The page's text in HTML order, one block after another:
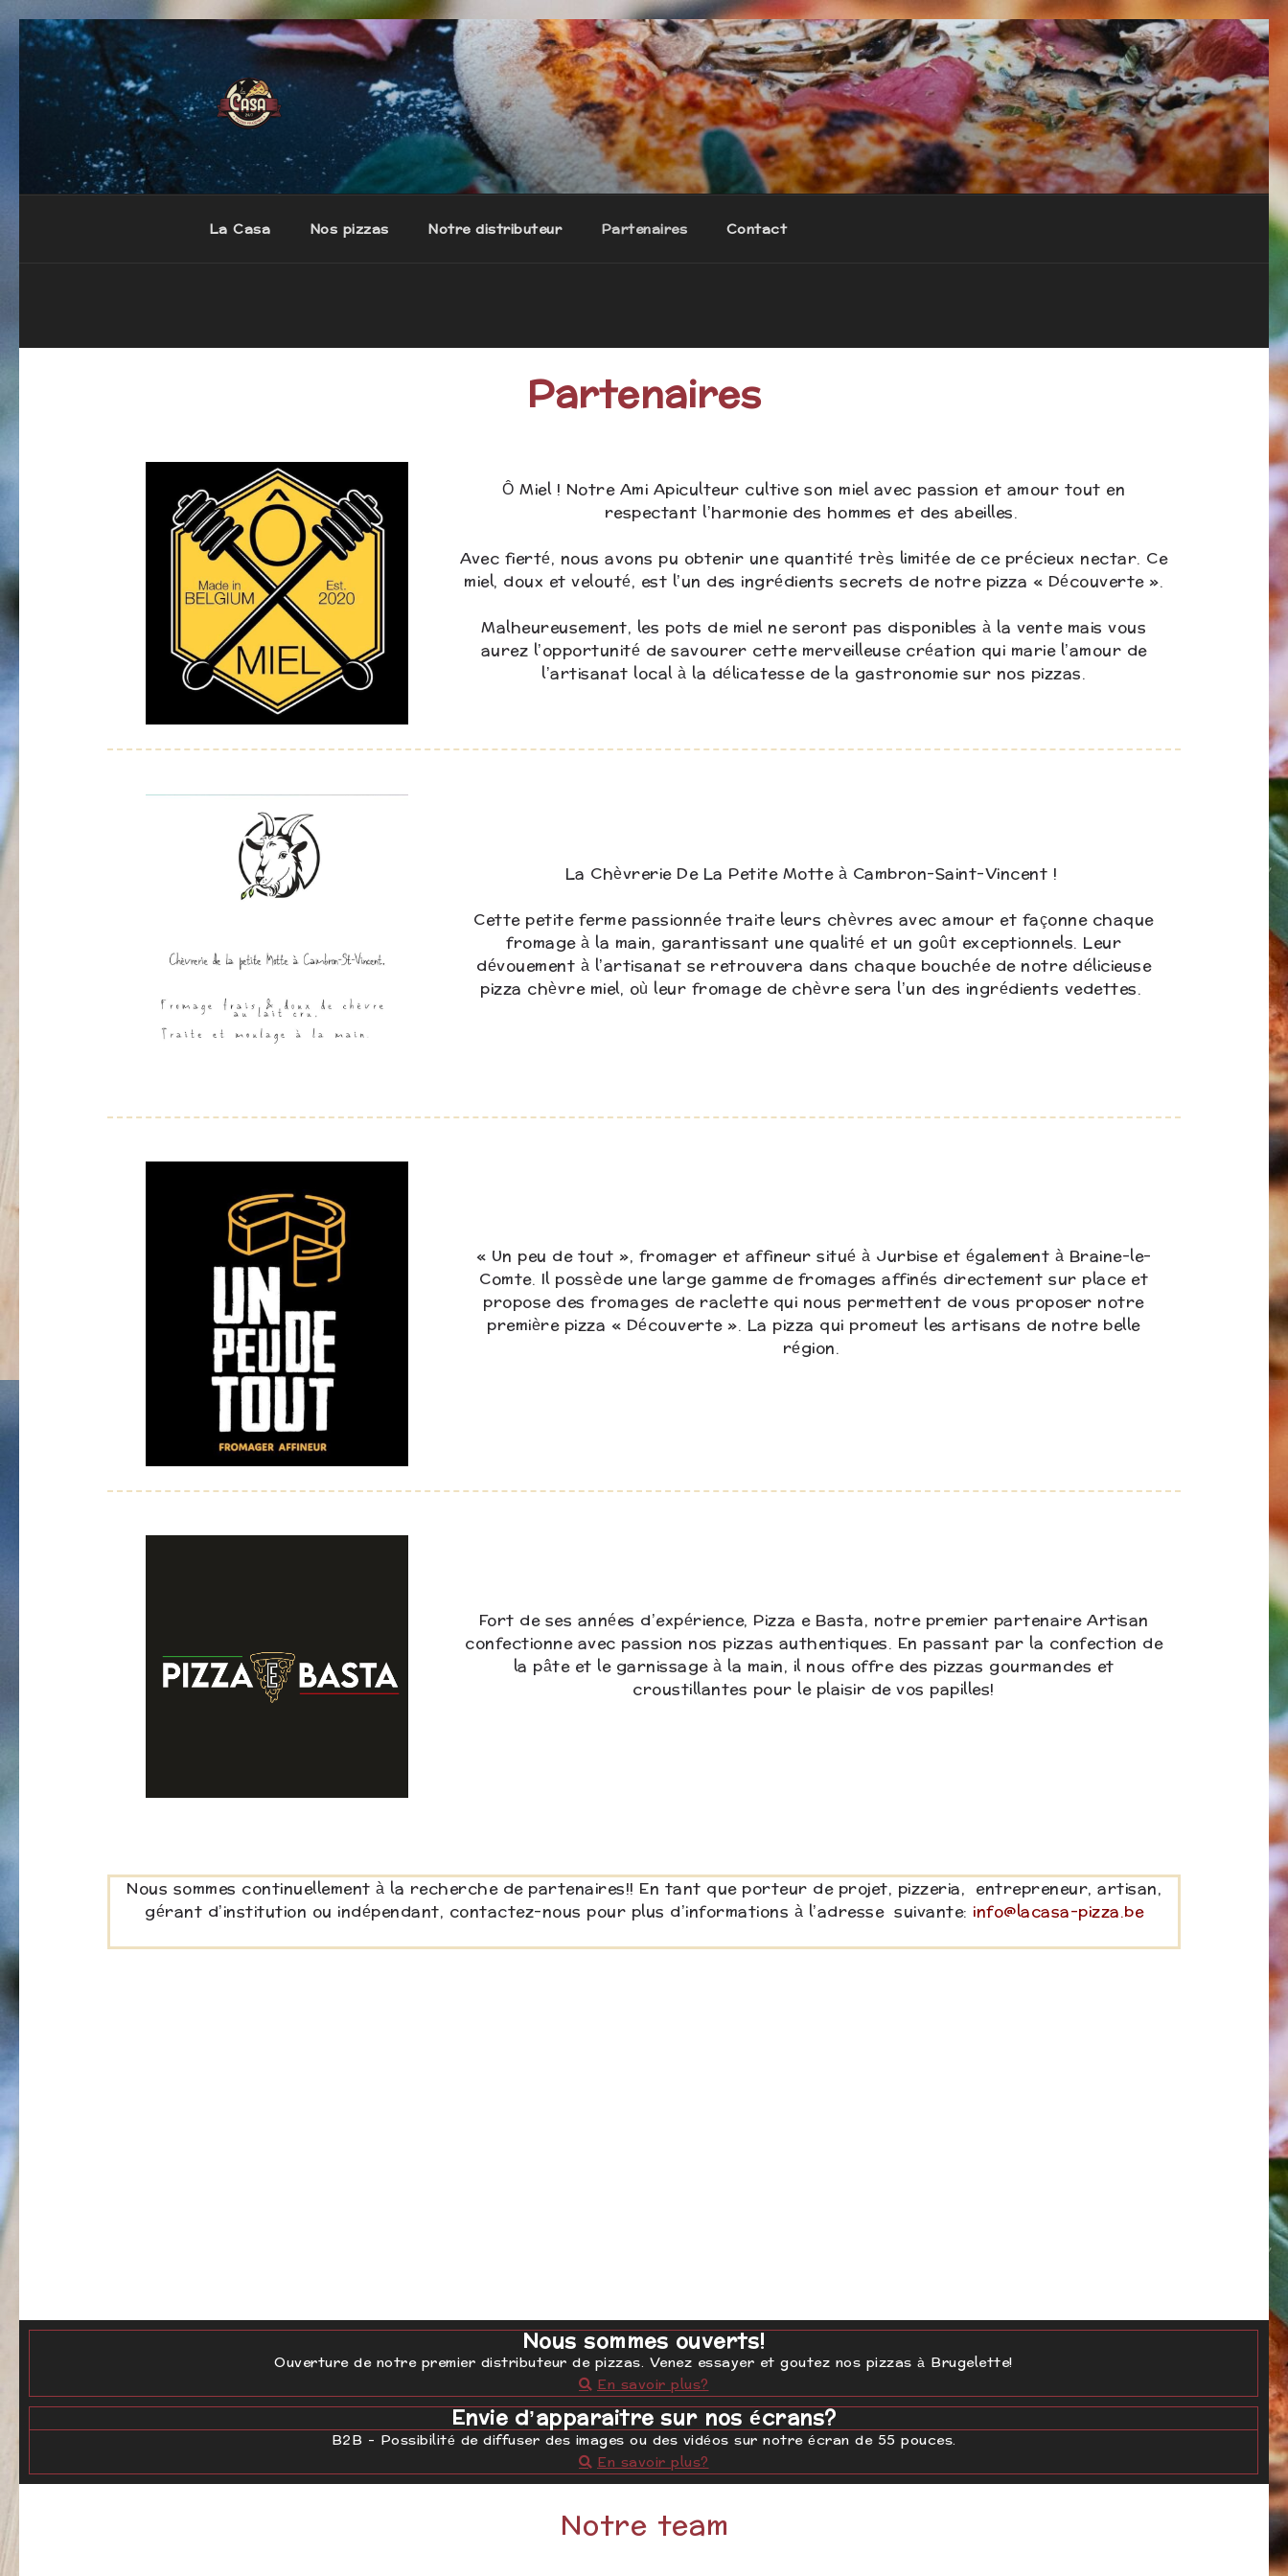
LA CASA
Pizzas fraiches et artisanales à emporter 24/7
La Casa Nos pizzas Notre distributeur Partenaires Contact
Partenaires
Ô Miel ! Notre Ami Apiculteur cultive son miel avec passion et amour tout en
respectant l’harmonie des hommes et des abeilles.
Avec fierté, nous avons pu obtenir une quantité très limitée de ce précieux nectar. Ce
miel, doux et velouté, est l’un des ingrédients secrets de notre pizza « Découverte ».
Malheureusement, les pots de miel ne seront pas disponibles à la vente mais vous
aurez l’opportunité de savourer cette merveilleuse création qui marie l’amour de
l’artisanat local à la délicatesse de la gastronomie sur nos pizzas.
La Chèvrerie De La Petite Motte à Cambron-Saint-Vincent !
Cette petite ferme passionnée traite leurs chèvres avec amour et façonne chaque
fromage à la main, garantissant une qualité et un goût exceptionnels. Leur
dévouement à l’artisanat se retrouvera dans chaque bouchée de notre délicieuse
pizza chèvre miel, où leur fromage de chèvre sera l’un des ingrédients vedettes.
« Un peu de tout », fromager et affineur situé à Jurbise et également à Braine-le-
Comte. Il possède une large gamme de fromages affinés directement sur place et
propose des fromages de raclette qui nous permettent de vous proposer notre
première pizza « Découverte ». La pizza qui promeut les artisans de notre belle
région.
Fort de ses années d’expérience, Pizza e Basta, notre premier partenaire Artisan
confectionne avec passion nos pizzas authentiques. En passant par la confection de
la pâte et le garnissage à la main, il nous offre des pizzas gourmandes et
croustillantes pour le plaisir de vos papilles!
Nous sommes continuellement à la recherche de partenaires!! En tant que porteur de projet, pizzeria, entrepreneur, artisan,
gérant d’institution ou indépendant, contactez-nous pour plus d’informations à l’adresse suivante: info@lacasa-pizza.be
Nous sommes ouverts!
Ouverture de notre premier distributeur de pizzas. Venez essayer et goutez nos pizzas à Brugelette!
En savoir plus?
Envie d’apparaitre sur nos écrans?
B2B - Possibilité de diffuser des images ou des vidéos sur notre écran de 55 pouces.
En savoir plus?
Notre team